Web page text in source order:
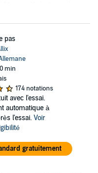
qu'il s'agit.
pas
min
174 notations
avec l'essai.
automatique à
l'essai. Voir
gratuitement